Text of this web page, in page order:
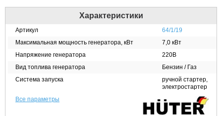
Характеристики
Артикул
64/1/19
Максимальная мощность генератора, кВт
7,0 кВт
Напряжение генератора
220В
Вид топлива генератора
Бензин / Газ
Система запуска
ручной стартер,
электростартер
Все параметры